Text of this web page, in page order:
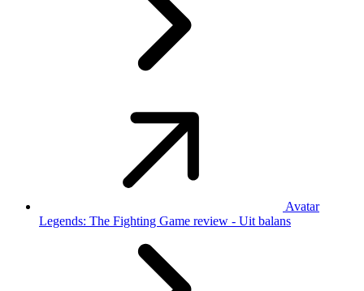
Avatar
Legends: The Fighting Game review - Uit balans